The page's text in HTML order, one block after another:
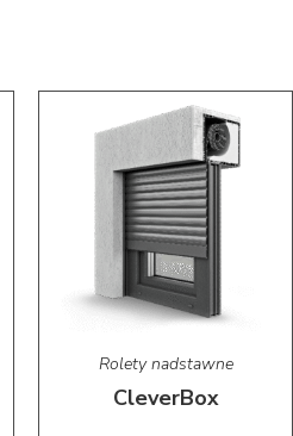
Rolety nadstawne
CleverBox